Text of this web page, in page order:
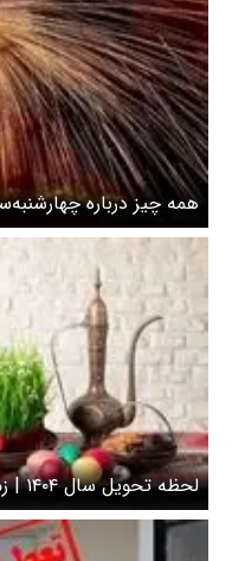
همه چیز درباره
لحظه تحویل سال ۱۴۰۴ | زمان دقیق، حیوان و رنگ سال نو